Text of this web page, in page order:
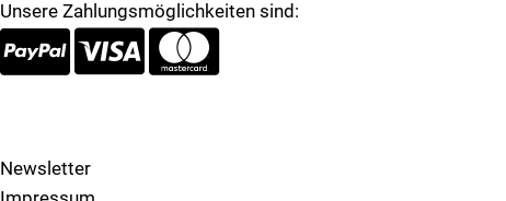
Unsere Zahlungsmöglichkeiten sind:
Newsletter